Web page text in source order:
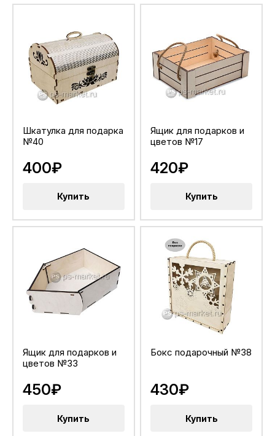
Шкатулка для подарка
№40
400₽
Купить
Ящик для подарков и
цветов №17
420₽
Купить
Ящик для подарков и
цветов №33
450₽
Купить
Бокс подарочный №38
430₽
Купить